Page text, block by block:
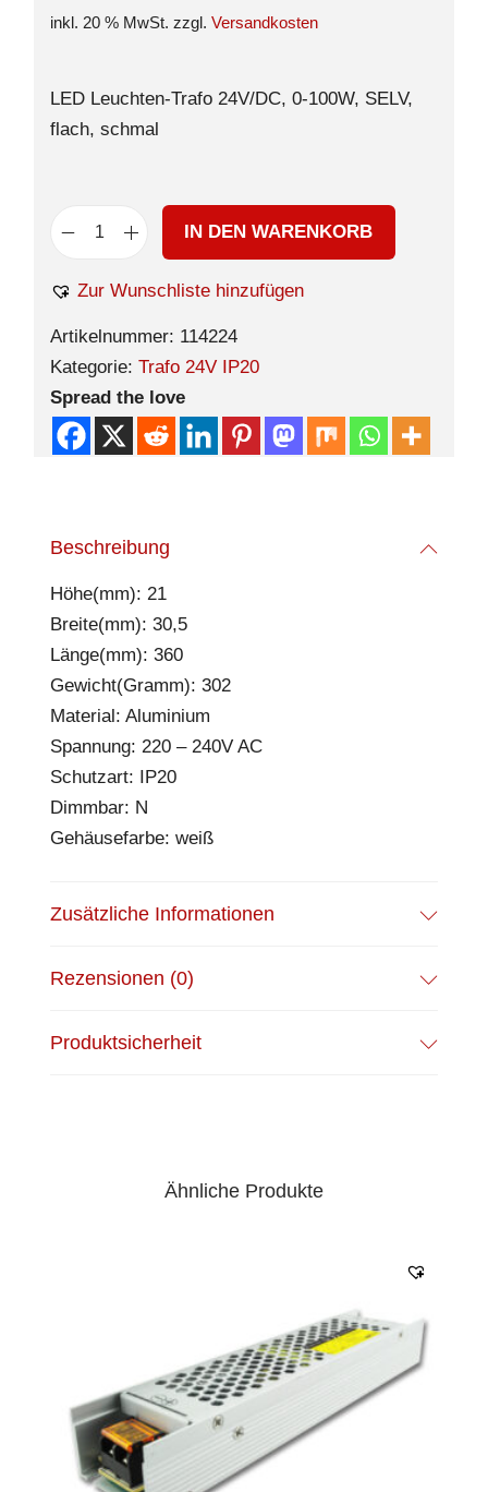
inkl. 20 % MwSt. zzgl. Versandkosten
LED Leuchten-Trafo 24V/DC, 0-100W, SELV,
flach, schmal
IN DEN WARENKORB
Zur Wunschliste hinzufügen
Artikelnummer: 114224
Kategorie: Trafo 24V IP20
Spread the love
Beschreibung
Höhe(mm): 21
Breite(mm): 30,5
Länge(mm): 360
Gewicht(Gramm): 302
Material: Aluminium
Spannung: 220 – 240V AC
Schutzart: IP20
Dimmbar: N
Gehäusefarbe: weiß
Zusätzliche Informationen
Rezensionen (0)
Produktsicherheit
Ähnliche Produkte